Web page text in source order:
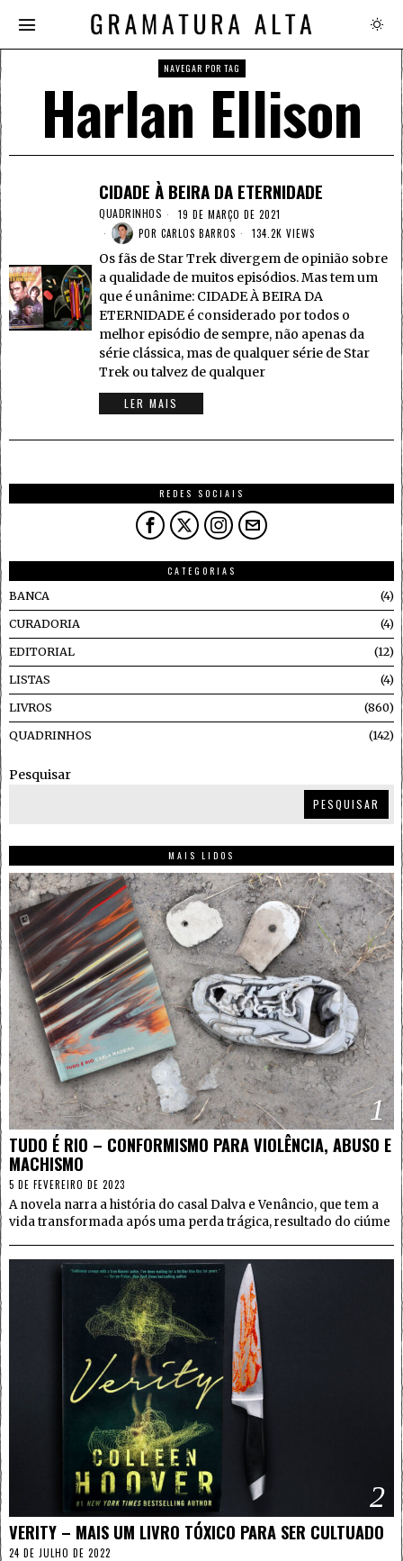
NAVEGAR POR TAG
Harlan Ellison
CIDADE À BEIRA DA ETERNIDADE
QUADRINHOS
19 DE MARÇO DE 2021
POR CARLOS BARROS 134.2K VIEWS
Os fãs de Star Trek divergem de opinião sobre
a qualidade de muitos episódios. Mas tem um
que é unânime: CIDADE À BEIRA DA
ETERNIDADE é considerado por todos o
melhor episódio de sempre, não apenas da
série clássica, mas de qualquer série de Star
Trek ou talvez de qualquer
LER MAIS
REDES SOCIAIS
CATEGORIAS
BANCA
4
CURADORIA 4
EDITORIAL 12
LISTAS 4
LIVROS 860
QUADRINHOS 142
Pesquisar
PESQUISAR
MAIS LIDOS
1
TUDO É RIO – CONFORMISMO PARA VIOLÊNCIA, ABUSO E
MACHISMO
5 DE FEVEREIRO DE 2023
A novela narra a história do casal Dalva e Venâncio, que tem a
vida transformada após uma perda trágica, resultado do ciúme
2
VERITY – MAIS UM LIVRO TÓXICO PARA SER CULTUADO
24 DE JULHO DE 2022